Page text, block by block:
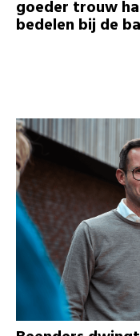
goeder trouw
bedelen bij de